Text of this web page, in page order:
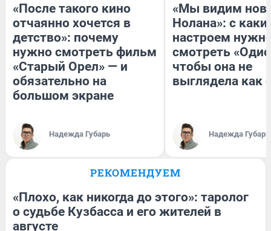
«После такого кино
отчаянно хочется в
детство»: почему
нужно смотреть фильм
«Старый Орел» — и
обязательно на
большом экране
Надежда Губарь
«Мы видим
Нолана»: с
настроем
смотреть
чтобы она не
выглядела как
Надежда Губарь
РЕКОМЕНДУЕМ
«Плохо, как никогда до этого»: таролог
о судьбе Кузбасса и его жителей в
августе